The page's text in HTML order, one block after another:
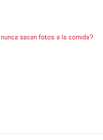
nunca sacan fotos a la comida?